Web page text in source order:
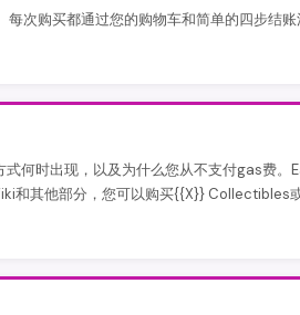
次购买都通过您的购物车和简单的四步结账
何时出现，以及为什么您从不支付gas费
和其他部分，您可以购买{{X}} Collectibles